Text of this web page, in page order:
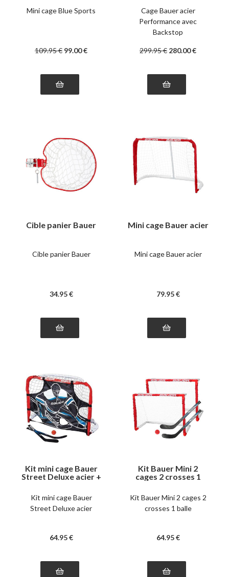
Mini cage Blue Sports
109.95€ 99.00€
Cage Bauer acier
Performance avec
Backstop
299.95€ 280.00€
Cible panier Bauer
Cible panier Bauer
34.95 €
Mini cage Bauer acier
Mini cage Bauer acier
79.95 €
Kit mini cage Bauer
Street Deluxe acier +
Kit mini cage Bauer
Street Deluxe acier
64.95 €
Kit Bauer Mini 2
cages 2 crosses 1
Kit Bauer Mini 2 cages 2
crosses 1 balle
64.95 €